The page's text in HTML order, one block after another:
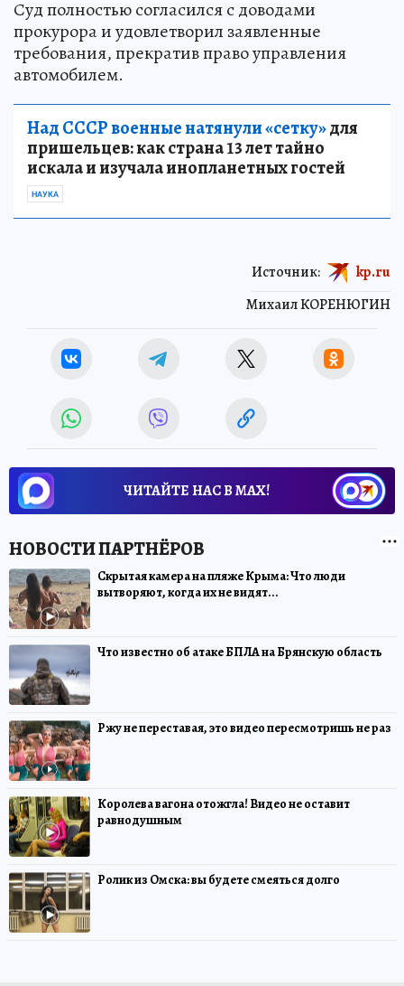
Суд полностью согласился с доводами
прокурора и удовлетворил заявленные
требования, прекратив право управления
автомобилем.
Над СССР военные натянули «сетку»для
пришельцев: как страна 13 лет тайно
искала и изучала инопланетных гостей
НАУКА
Михаил КОРЕНЮГИН
Источник: kp.ru
ЧИТАЙТЕ НАС В МАХ!
Скрытая камера на пляже Крыма: Что люди
вытворяют, когда их не видят...
Что известно об атаке БПЛА на Брянскую область
Ржу не переставая, это видео пересмотришь не раз
Королева вагона отожгла! Видео не оставит
равнодушным
Ролик из Омска: вы будете смеяться долго